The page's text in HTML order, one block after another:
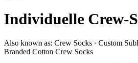
Individuelle Crew-
Also known as: Crew Socks · Custom
Branded Cotton Crew Socks